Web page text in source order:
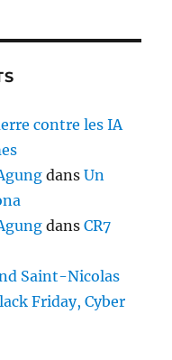
contre les IA
dansUn
dansCR7
Saint-Nicolas
Friday, Cyber